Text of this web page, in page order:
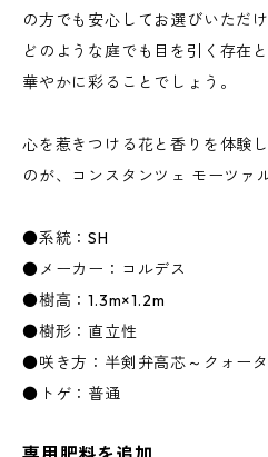
の方でも安心してお選びいただ
どのような庭でも目を引く存在
華やかに彩ることでしょう。
心を惹きつける花と香りを体験
のが、コンスタンツェ モーツァ
●系統：SH
●メーカー：コルデス
●樹高：1.3m×1.2m
●樹形：直立性
●咲き方：半剣弁高芯～クォー
●トゲ：普通